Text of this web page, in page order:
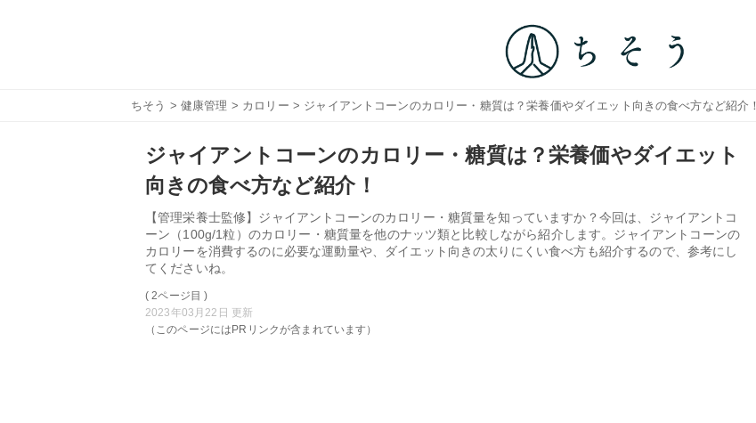
ちそう > 健康管理 > カロリー > ジャイアントコーンのカロリー・糖質は？栄養価やダイエット向きの食べ方など紹介！
ジャイアントコーンのカロリー・糖質は？栄養価やダイエット
向きの食べ方など紹介！
【管理栄養士監修】ジャイアントコーンのカロリー・糖質量を知っていますか？今回は、ジャイアントコ
ーン（100g/1粒）のカロリー・糖質量を他のナッツ類と比較しながら紹介します。ジャイアントコーンの
カロリーを消費するのに必要な運動量や、ダイエット向きの太りにくい食べ方も紹介するので、参考にし
てくださいね。
( 2ページ目 )
2023年03月22日 更新
（このページにはPRリンクが含まれています）